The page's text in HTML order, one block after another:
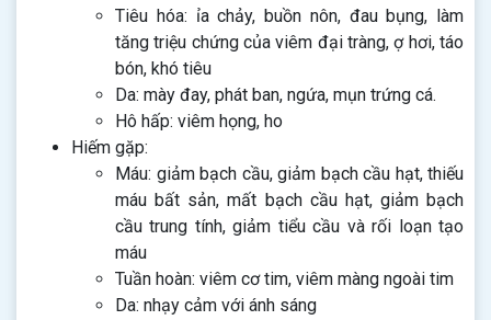
Tiêu hóa: ỉa chảy, buồn nôn, đau bụng, làm
tăng triệu chứng của viêm đại tràng, ợ hơi, táo
bón, khó tiêu
Da: mày đay, phát ban, ngứa, mụn trứng cá.
Hô hấp: viêm họng, ho
Hiếm gặp:
Máu: giảm bạch cầu, giảm bạch cầu hạt, thiếu
máu bất sản, mất bạch cầu hạt, giảm bạch
cầu trung tính, giảm tiểu cầu và rối loạn tạo
máu
Tuần hoàn: viêm cơ tim, viêm màng ngoài tim
Da: nhạy cảm với ánh sáng